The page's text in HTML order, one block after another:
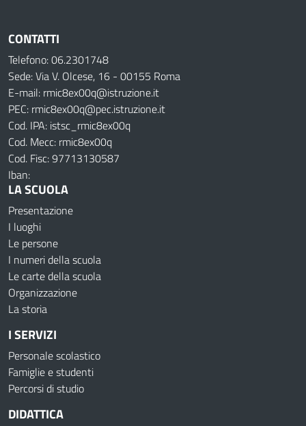
CONTATTI
Telefono: 06.2301748
Sede: Via V. Olcese, 16 - 00155 Roma
E-mail: rmic8ex00q@istruzione.it
PEC: rmic8ex00q@pec.istruzione.it
Cod. IPA: istsc_rmic8ex00q
Cod. Mecc: rmic8ex00q
Cod. Fisc: 97713130587
Iban:
LA SCUOLA
Presentazione
I luoghi
Le persone
I numeri della scuola
Le carte della scuola
Organizzazione
La storia
I SERVIZI
Personale scolastico
Famiglie e studenti
Percorsi di studio
DIDATTICA